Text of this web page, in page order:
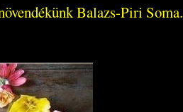
Balazs-Piri Soma.